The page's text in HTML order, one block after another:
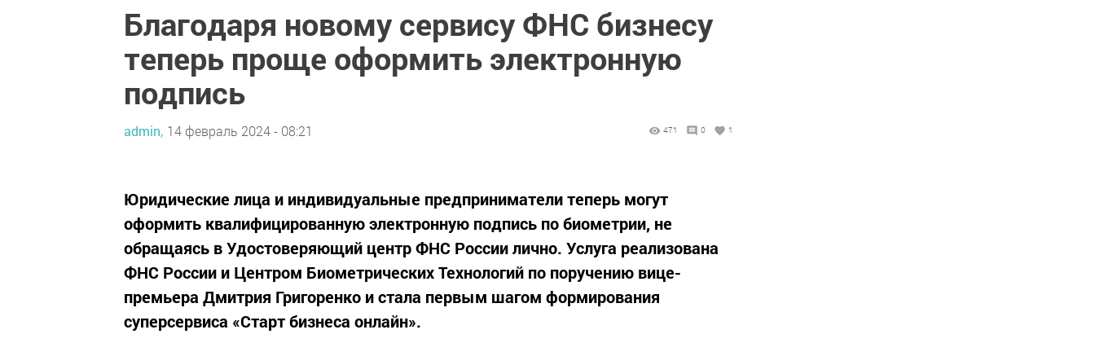
Благодаря новому сервису ФНС бизнесу
теперь проще оформить электронную
подпись
admin, 14 февраль 2024 - 08:21 471 0 1
Юридические лица и индивидуальные предприниматели теперь могут
оформить квалифицированную электронную подпись по биометрии, не
обращаясь в Удостоверяющий центр ФНС России лично. Услуга реализована
ФНС России и Центром Биометрических Технологий по поручению вице-
премьера Дмитрия Григоренко и стала первым шагом формирования
суперсервиса «Старт бизнеса онлайн».